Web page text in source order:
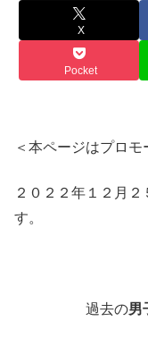
X
Pocket
＜本ページはプロ
２０２２年１２月２
す。
過去の男